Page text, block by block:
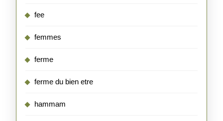
fee
femmes
ferme
ferme du bien etre
hammam